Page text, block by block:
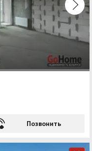
Позвонить